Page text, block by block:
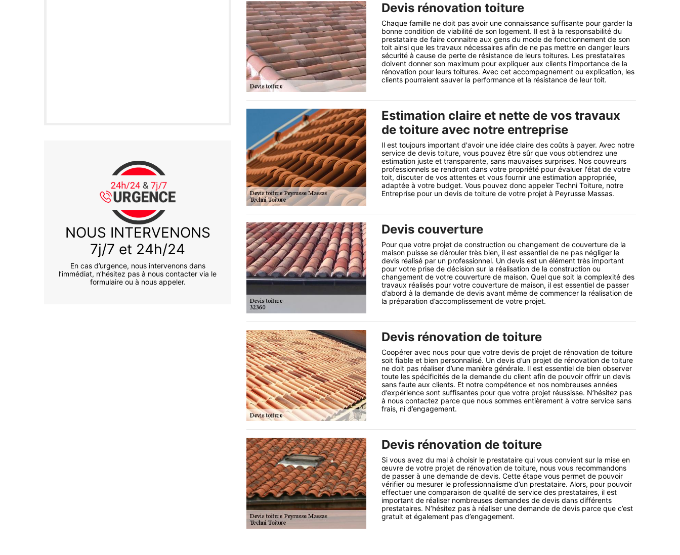
NOUS INTERVENONS
7j/7 et 24h/24
En cas d’urgence, nous intervenons dans
l’immédiat, n’hésitez pas à nous contacter via le
formulaire ou à nous appeler.
Devis rénovation toiture
Chaque famille ne doit pas avoir une connaissance suffisante pour garder la
bonne condition de viabilité de son logement. Il est à la responsabilité du
prestataire de faire connaitre aux gens du mode de fonctionnement de son
toit ainsi que les travaux nécessaires afin de ne pas mettre en danger leurs
sécurité à cause de perte de résistance de leurs toitures. Les prestataires
doivent donner son maximum pour expliquer aux clients l’importance de la
rénovation pour leurs toitures. Avec cet accompagnement ou explication, les
clients pourraient sauver la performance et la résistance de leur toit.
Estimation claire et nette de vos travaux
de toiture avec notre entreprise
Il est toujours important d'avoir une idée claire des coûts à payer. Avec notre
service de devis toiture, vous pouvez être sûr que vous obtiendrez une
estimation juste et transparente, sans mauvaises surprises. Nos couvreurs
professionnels se rendront dans votre propriété pour évaluer l'état de votre
toit, discuter de vos attentes et vous fournir une estimation appropriée,
adaptée à votre budget. Vous pouvez donc appeler Techni Toiture, notre
Entreprise pour un devis de toiture de votre projet à Peyrusse Massas.
Devis couverture
Pour que votre projet de construction ou changement de couverture de la
maison puisse se dérouler très bien, il est essentiel de ne pas négliger le
devis réalisé par un professionnel. Un devis est un élément très important
pour votre prise de décision sur la réalisation de la construction ou
changement de votre couverture de maison. Quel que soit la complexité des
travaux réalisés pour votre couverture de maison, il est essentiel de passer
d’abord à la demande de devis avant même de commencer la réalisation de
la préparation d’accomplissement de votre projet.
Devis rénovation de toiture
Coopérer avec nous pour que votre devis de projet de rénovation de toiture
soit fiable et bien personnalisé. Un devis d’un projet de rénovation de toiture
ne doit pas réaliser d’une manière générale. Il est essentiel de bien observer
toute les spécificités de la demande du client afin de pouvoir offrir un devis
sans faute aux clients. Et notre compétence et nos nombreuses années
d’expérience sont suffisantes pour que votre projet réussisse. N’hésitez pas
à nous contactez parce que nous sommes entièrement à votre service sans
frais, ni d’engagement.
Devis rénovation de toiture
Si vous avez du mal à choisir le prestataire qui vous convient sur la mise en
œuvre de votre projet de rénovation de toiture, nous vous recommandons
de passer à une demande de devis. Cette étape vous permet de pouvoir
vérifier ou mesurer le professionnalisme d’un prestataire. Alors, pour pouvoir
effectuer une comparaison de qualité de service des prestataires, il est
important de réaliser nombreuses demandes de devis dans différents
prestataires. N’hésitez pas à réaliser une demande de devis parce que c’est
gratuit et également pas d’engagement.